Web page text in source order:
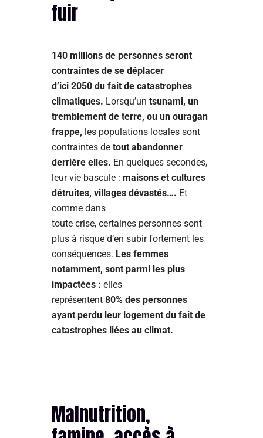
fuir
140 millions de personnes seront
contraintes de se déplacer
d’ici 2050 du fait de catastrophes
climatiques. Lorsqu’un tsunami, un
tremblement de terre, ou un ouragan
frappe, les populations locales sont
contraintes de tout abandonner
derrière elles. En quelques secondes,
leur vie bascule : maisons et cultures
détruites, villages dévastés…. Et
comme dans
toute crise, certaines personnes sont
plus à risque d’en subir fortement les
conséquences. Les femmes
notamment, sont parmi les plus
impactées : elles
représentent 80% des personnes
ayant perdu leur logement du fait de
catastrophes liées au climat.
Malnutrition,